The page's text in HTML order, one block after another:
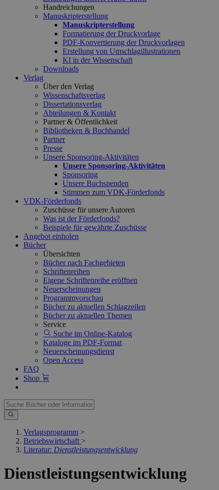
Handreichungen
Manuskripterstellung
Manuskripterstellung
Formatierung der Druckvorlage
PDF-Konvertierung der Druckvorlagen
Erstellung von Umschlagillustrationen
KI in der Wissenschaft
Downloads
Verlag
Über den Verlag
Wissenschaftsverlag
Dissertationsverlag
Abteilungen & Kontakt
Partner & Öffentlichkeit
Bibliotheken & Buchhandel
Partner
Presse
Unsere Sponsoring-Aktivitäten
Unsere Sponsoring-Aktivitäten
Sponsoring
Unsere Buchspenden
Stimmen zum VDK-Förderfonds
VDK-Förderfonds
Zuschüsse für unsere Autoren
Was ist der Förderfonds?
Beispiele für gewährte Zuschüsse
Angebot einholen
Bücher
Übersichten
Bücher nach Fachgebieten
Schriftenreihen
Eigene Schriftenreihe eröffnen
Neuerscheinungen
Programmvorschau
Bücher zu aktuellen Schlagzeilen
Bücher zu aktuellen Themen
Service
Suche im Online-Katalog
Kataloge im PDF-Format
Neuerscheinungsdienst
Open Access
FAQ
Shop
Verlagsprogramm >
Betriebswirtschaft >
Literatur: Dienstleistungsentwicklung
Dienstleistungsentwicklung